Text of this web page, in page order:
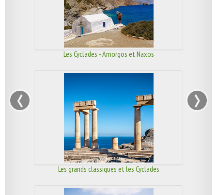
Les Cyclades - Amorgos et Naxos
Les grands classiques et les Cyclades
‹ ›